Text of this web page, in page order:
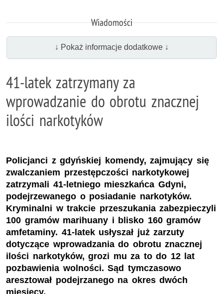
Wiadomości
↓ Pokaż informacje dodatkowe ↓
41-latek zatrzymany za
wprowadzanie do obrotu znacznej
ilości narkotyków
Policjanci z gdyńskiej komendy, zajmujący się
zwalczaniem przestępczości narkotykowej
zatrzymali 41-letniego mieszkańca Gdyni,
podejrzewanego o posiadanie narkotyków.
Kryminalni w trakcie przeszukania zabezpieczyli
100 gramów marihuany i blisko 160 gramów
amfetaminy. 41-latek usłyszał już zarzuty
dotyczące wprowadzania do obrotu znacznej
ilości narkotyków, grozi mu za to do 12 lat
pozbawienia wolności. Sąd tymczasowo
aresztował podejrzanego na okres dwóch
miesięcy.